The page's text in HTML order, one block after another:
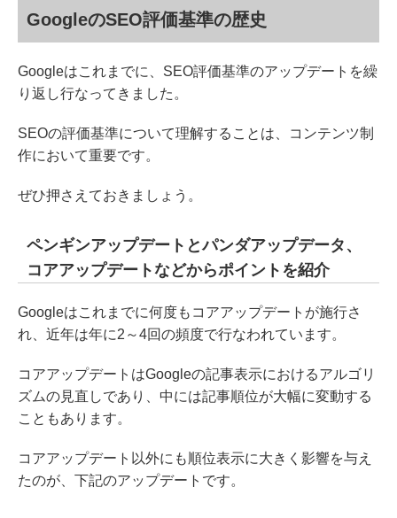
GoogleのSEO評価基準の歴史
Googleはこれまでに、SEO評価基準のアップデートを繰
り返し行なってきました。
SEOの評価基準について理解することは、コンテンツ制
作において重要です。
ぜひ押さえておきましょう。
ペンギンアップデートとパンダアップデータ、
コアアップデートなどからポイントを紹介
Googleはこれまでに何度もコアアップデートが施行さ
れ、近年は年に2～4回の頻度で行なわれています。
コアアップデートはGoogleの記事表示におけるアルゴリ
ズムの見直しであり、中には記事順位が大幅に変動する
こともあります。
コアアップデート以外にも順位表示に大きく影響を与え
たのが、下記のアップデートです。